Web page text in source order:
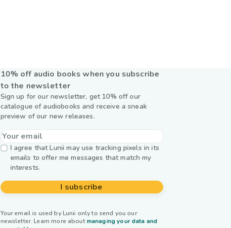
10% off audio books when you subscribe
to the newsletter
Sign up for our newsletter, get 10% off our
catalogue of audiobooks and receive a sneak
preview of our new releases.
I agree that Lunii may use tracking pixels in its
emails to offer me messages that match my
interests.
I subscribe
Your email is used by Lunii only to send you our
newsletter. Learn more about managing your data and